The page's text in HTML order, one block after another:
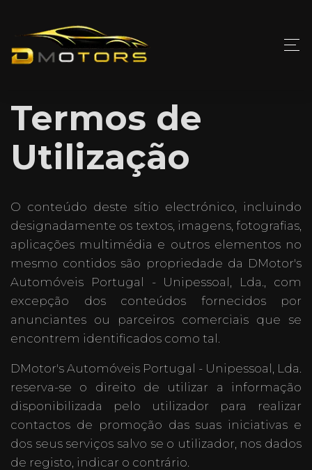
Termos de
Utilização
O conteúdo deste sítio electrónico, incluindo
designadamente os textos, imagens, fotografias,
aplicações multimédia e outros elementos no
mesmo contidos são propriedade da DMotor's
Automóveis Portugal - Unipessoal, Lda., com
excepção dos conteúdos fornecidos por
anunciantes ou parceiros comerciais que se
encontrem identificados como tal.
DMotor's Automóveis Portugal - Unipessoal, Lda.
reserva-se o direito de utilizar a informação
disponibilizada pelo utilizador para realizar
contactos de promoção das suas iniciativas e
dos seus serviços salvo se o utilizador, nos dados
de registo, indicar o contrário.